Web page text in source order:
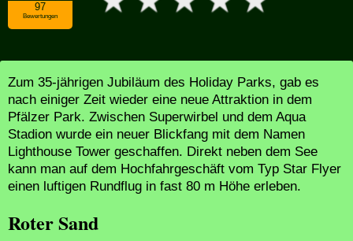
97
Bewertungen
Zum 35-jährigen Jubiläum des Holiday Parks, gab es
nach einiger Zeit wieder eine neue Attraktion in dem
Pfälzer Park. Zwischen Superwirbel und dem Aqua
Stadion wurde ein neuer Blickfang mit dem Namen
Lighthouse Tower geschaffen. Direkt neben dem See
kann man auf dem Hochfahrgeschäft vom Typ Star Flyer
einen luftigen Rundflug in fast 80 m Höhe erleben.
Roter Sand